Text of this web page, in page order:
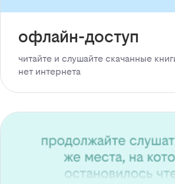
офлайн-доступ
читайте и слушайте скачанные
нет интернета